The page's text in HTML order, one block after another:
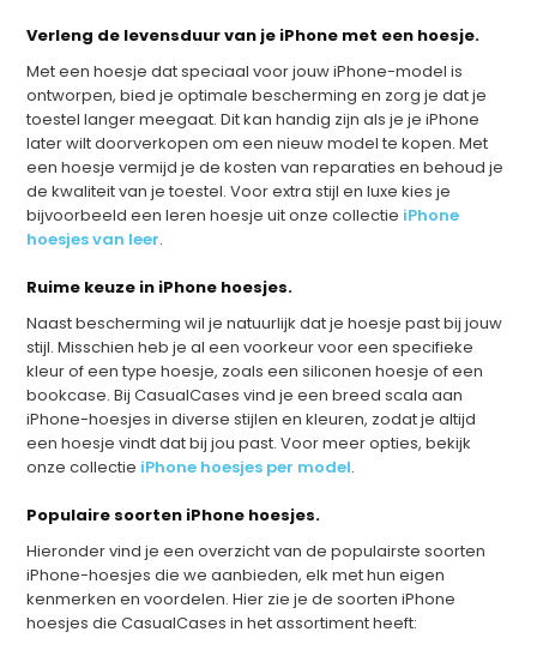
Verleng de levensduur van je iPhone met een hoesje.
Met een hoesje dat speciaal voor jouw iPhone-model is
ontworpen, bied je optimale bescherming en zorg je dat je
toestel langer meegaat. Dit kan handig zijn als je je iPhone
later wilt doorverkopen om een nieuw model te kopen. Met
een hoesje vermijd je de kosten van reparaties en behoud je
de kwaliteit van je toestel. Voor extra stijl en luxe kies je
bijvoorbeeld een leren hoesje uit onze collectie iPhone
hoesjes van leer.
Ruime keuze in iPhone hoesjes.
Naast bescherming wil je natuurlijk dat je hoesje past bij jouw
stijl. Misschien heb je al een voorkeur voor een specifieke
kleur of een type hoesje, zoals een siliconen hoesje of een
bookcase. Bij CasualCases vind je een breed scala aan
iPhone-hoesjes in diverse stijlen en kleuren, zodat je altijd
een hoesje vindt dat bij jou past. Voor meer opties, bekijk
onze collectie iPhone hoesjes per model.
Populaire soorten iPhone hoesjes.
Hieronder vind je een overzicht van de populairste soorten
iPhone-hoesjes die we aanbieden, elk met hun eigen
kenmerken en voordelen. Hier zie je de soorten iPhone
hoesjes die CasualCases in het assortiment heeft: